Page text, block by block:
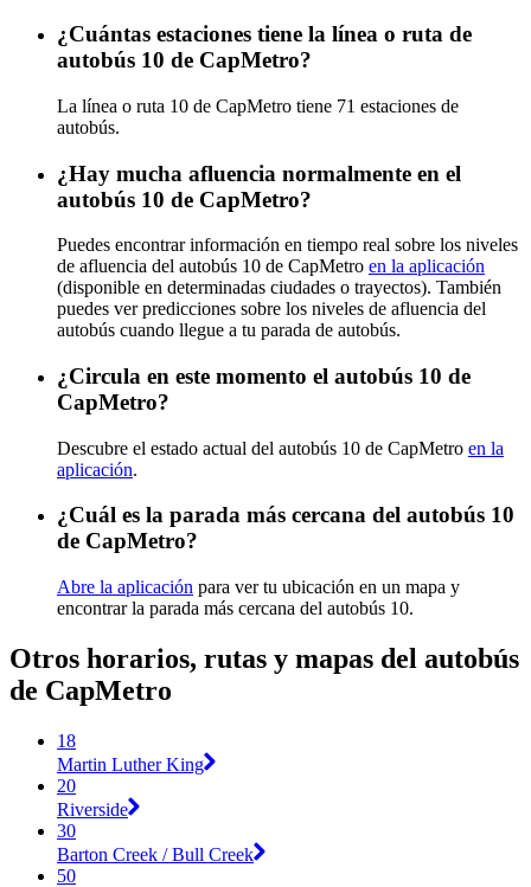
¿Cuántas estaciones tiene la línea o ruta de
autobús 10 de CapMetro?
La línea o ruta 10 de CapMetro tiene 71 estaciones de
autobús.
¿Hay mucha afluencia normalmente en el
autobús 10 de CapMetro?
Puedes encontrar información en tiempo real sobre los niveles
de afluencia del autobús 10 de CapMetro en la aplicación
(disponible en determinadas ciudades o trayectos). También
puedes ver predicciones sobre los niveles de afluencia del
autobús cuando llegue a tu parada de autobús.
¿Circula en este momento el autobús 10 de
CapMetro?
Descubre el estado actual del autobús 10 de CapMetro en la
aplicación.
¿Cuál es la parada más cercana del autobús 10
de CapMetro?
Abre la aplicación para ver tu ubicación en un mapa y
encontrar la parada más cercana del autobús 10.
Otros horarios, rutas y mapas del autobús
de CapMetro
18
Martin Luther King
20
Riverside
30
Barton Creek / Bull Creek
50